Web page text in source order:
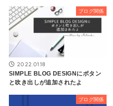
ブログ関係
2022.01.18
SIMPLE BLOG DESIGNにボタン
と吹き出しが追加されたよ
ブログ関係